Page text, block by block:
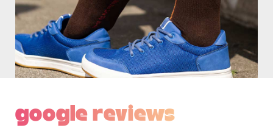
google reviews